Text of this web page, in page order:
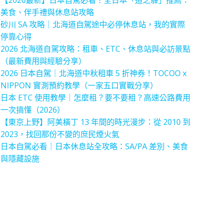
美食、伴手禮與休息站攻略
砂川 SA 攻略｜北海道自駕途中必停休息站，我的實際
停靠心得
2026 北海道自駕攻略：租車、ETC、休息站與必訪景點
（最新費用與經驗分享）
2026 日本自駕｜北海道中秋租車 5 折神券！TOCOO x
NIPPON 實測預約教學（一家五口實戰分享）
日本 ETC 使用教學｜怎麼租？要不要租？高速公路費用
一次搞懂（2026）
【東京上野】阿美橫丁 13 年間的時光漫步：從 2010 到
2023，找回那份不變的庶民煙火氣
日本自駕必看｜日本休息站全攻略：SA/PA 差別、美食
與隱藏設施